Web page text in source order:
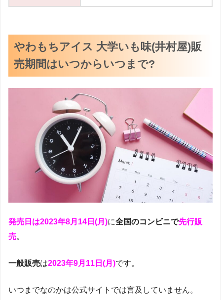
やわもちアイス 大学いも味(井村屋)販
売期間はいつからいつまで?
発売日は2023年8月14日(月)に全国のコンビニで先行販
売。
一般販売は2023年9月11日(月)です。
いつまでなのかは公式サイトでは言及していません。